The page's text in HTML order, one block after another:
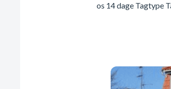
os 14 dage Tagtype